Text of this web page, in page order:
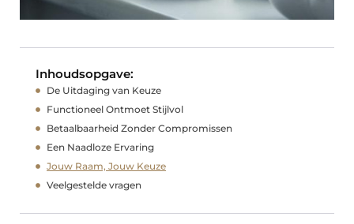
Inhoudsopgave:
De Uitdaging van Keuze
Functioneel Ontmoet Stijlvol
Betaalbaarheid Zonder Compromissen
Een Naadloze Ervaring
Jouw Raam, Jouw Keuze
Veelgestelde vragen